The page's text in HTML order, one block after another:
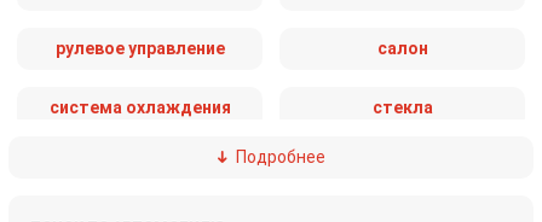
рулевое управление салон
система охлаждения стекла
тормозная система Подробнее